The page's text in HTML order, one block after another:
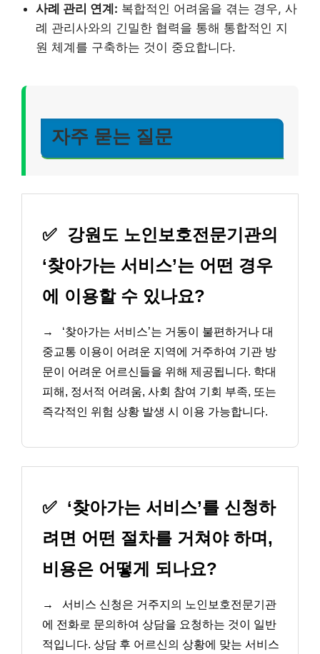
사례 관리 연계: 복합적인 어려움을 겪는 경우, 사
례 관리사와의 긴밀한 협력을 통해 통합적인 지
원 체계를 구축하는 것이 중요합니다.
자주 묻는 질문
✅ 강원도 노인보호전문기관의
‘찾아가는 서비스’는 어떤 경우
에 이용할 수 있나요?
→
‘찾아가는 서비스’는 거동이 불편하거나 대
중교통 이용이 어려운 지역에 거주하여 기관 방
문이 어려운 어르신들을 위해 제공됩니다. 학대
피해, 정서적 어려움, 사회 참여 기회 부족, 또는
즉각적인 위험 상황 발생 시 이용 가능합니다.
✅ ‘찾아가는 서비스’를 신청하
려면 어떤 절차를 거쳐야 하며,
비용은 어떻게 되나요?
→
서비스 신청은 거주지의 노인보호전문기관
에 전화로 문의하여 상담을 요청하는 것이 일반
적입니다. 상담 후 어르신의 상황에 맞는 서비스